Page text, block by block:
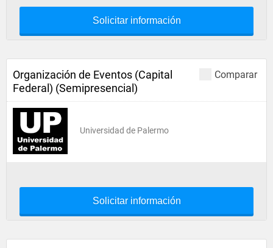
Solicitar información
Comparar
Organización de Eventos (Capital
Federal) (Semipresencial)
Universidad de Palermo
Solicitar información